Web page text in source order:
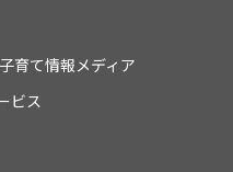
育て情報メディア
ビス